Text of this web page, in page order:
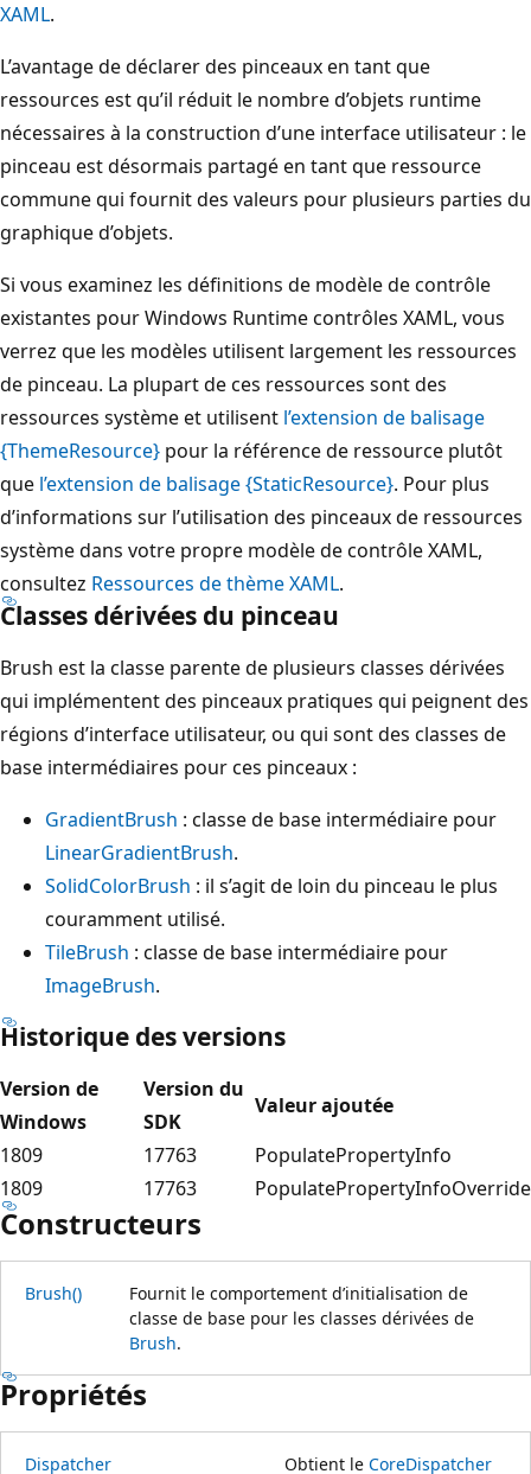
XAML.
L’avantage de déclarer des pinceaux en tant que
ressources est qu’il réduit le nombre d’objets runtime
nécessaires à la construction d’une interface utilisateur : le
pinceau est désormais partagé en tant que ressource
commune qui fournit des valeurs pour plusieurs parties du
graphique d’objets.
Si vous examinez les définitions de modèle de contrôle
existantes pour Windows Runtime contrôles XAML, vous
verrez que les modèles utilisent largement les ressources
de pinceau. La plupart de ces ressources sont des
ressources système et utilisent l’extension de balisage
{ThemeResource} pour la référence de ressource plutôt
que l’extension de balisage {StaticResource}. Pour plus
d’informations sur l’utilisation des pinceaux de ressources
système dans votre propre modèle de contrôle XAML,
consultez Ressources de thème XAML.
Classes dérivées du pinceau
Brush est la classe parente de plusieurs classes dérivées
qui implémentent des pinceaux pratiques qui peignent des
régions d’interface utilisateur, ou qui sont des classes de
base intermédiaires pour ces pinceaux :
GradientBrush : classe de base intermédiaire pour
LinearGradientBrush.
SolidColorBrush : il s’agit de loin du pinceau le plus
couramment utilisé.
TileBrush : classe de base intermédiaire pour
ImageBrush.
Historique des versions
Version de
Windows
Version du
SDK
Valeur ajoutée
1809
17763
PopulatePropertyInfo
1809
17763 PopulatePropertyInfoOverride
Constructeurs
Brush()
Fournit le comportement d’initialisation de
classe de base pour les classes dérivées de
Brush.
Propriétés
Dispatcher Obtient le CoreDispatcher